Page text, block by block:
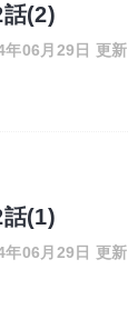
(2)
年06月29日 更新
(1)
年06月29日 更新